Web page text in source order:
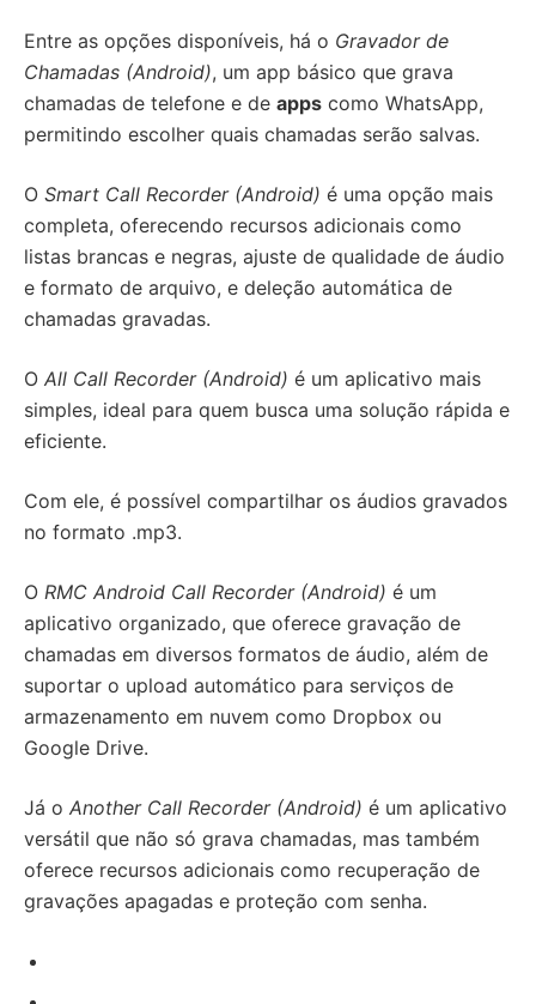
Entre as opções disponíveis, há o Gravador de
Chamadas (Android), um app básico que grava
chamadas de telefone e de apps como WhatsApp,
permitindo escolher quais chamadas serão salvas.
O Smart Call Recorder (Android) é uma opção mais
completa, oferecendo recursos adicionais como
listas brancas e negras, ajuste de qualidade de áudio
e formato de arquivo, e deleção automática de
chamadas gravadas.
O All Call Recorder (Android) é um aplicativo mais
simples, ideal para quem busca uma solução rápida e
eficiente.
Com ele, é possível compartilhar os áudios gravados
no formato .mp3.
O RMC Android Call Recorder (Android) é um
aplicativo organizado, que oferece gravação de
chamadas em diversos formatos de áudio, além de
suportar o upload automático para serviços de
armazenamento em nuvem como Dropbox ou
Google Drive.
Já o Another Call Recorder (Android) é um aplicativo
versátil que não só grava chamadas, mas também
oferece recursos adicionais como recuperação de
gravações apagadas e proteção com senha.